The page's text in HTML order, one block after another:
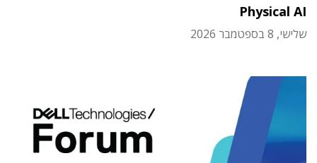
Physical AI
שלישי, 8 בספטמבר 2026